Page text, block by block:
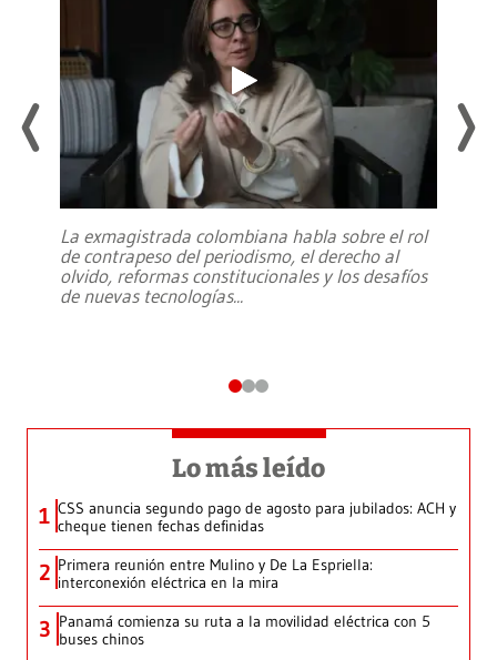
La exmagistrada colombiana habla sobre el rol
de contrapeso del periodismo, el derecho al
olvido, reformas constitucionales y los desafíos
de nuevas tecnologías...
Lo más leído
1 CSS anuncia segundo pago de agosto para jubilados: ACH y
cheque tienen fechas definidas
2 Primera reunión entre Mulino y De La Espriella:
interconexión eléctrica en la mira
3 Panamá comienza su ruta a la movilidad eléctrica con 5
buses chinos